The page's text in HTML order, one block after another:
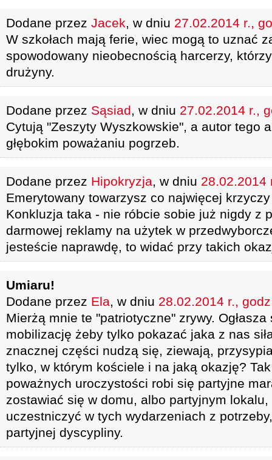
Dodane przez Jacek, w dniu 27.02.2014 r.,
W szkołach mają ferie, wiec mogą to uznać
spowodowany nieobecnością harcerzy,
drużyny.
Dodane przez Sąsiad, w dniu 27.02.2014 r.,
Cytują "Zeszyty Wyszkowskie", a autor tego
głębokim poważaniu pogrzeb.
Dodane przez Hipokryzja, w dniu 28.02.2014
Emerytowany towarzysz co najwięcej
Konkluzja taka - nie róbcie sobie już nigdy z
darmowej reklamy na użytek w
jesteście naprawdę, to widać przy takich
Umiaru!
Dodane przez Ela, w dniu 28.02.2014 r.,
Mierżą mnie te "patriotyczne" zrywy.
mobilizację żeby tylko pokazać jaka z nas
znacznej części nudzą się, ziewają,
tylko, w którym kościele i na jaką okazję?
poważnych uroczystości robi się partyjne
zostawiać się w domu, albo partyjnym lokalu,
uczestniczyć w tych wydarzeniach z
partyjnej dyscypliny.